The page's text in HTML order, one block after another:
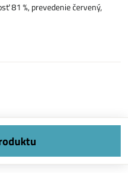
81 %, prevedenie červený,